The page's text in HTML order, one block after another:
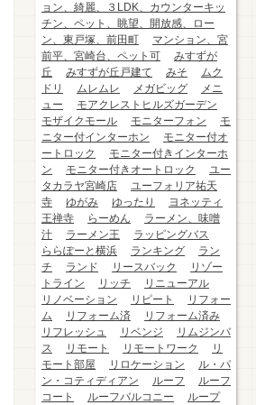
ョン、綺麗、３LDK、カウンターキッ
チン、ペット、眺望、開放感、ロー
ン、東戸塚、前田町
マンション、宮
前平、宮崎台、ペット可
みすずが
丘
みすずが丘戸建て みそ
ムク
ドリ
ムレムレ メガビッグ
メニ
ュー
モアクレストヒルズガーデン
モザイクモール
モニターフォン
モ
ニター付インターホン
モニター付オ
ートロック
モニター付きインターホ
ン
モニター付きオートロック
ユー
タカラヤ宮崎店
ユーフォリア祐天
寺
ゆがみ ゆったり
ヨネッティ
王禅寺
らーめん
ラーメン、味噌
汁
ラーメン王
ラッピングバス
ららぽーと横浜
ランキング
ラン
チ
ランド リースバック
リゾー
トライン
リッチ
リニューアル
リノベーション
リピート
リフォー
ム
リフォーム済
リフォーム済み
リフレッシュ
リベンジ
リムジンバ
ス
リモート リモートワーク
リ
モート部屋
リロケーション
ル・パ
ン・コティディアン
ルーフ
ルーフ
コート
ルーフバルコニー
ループ